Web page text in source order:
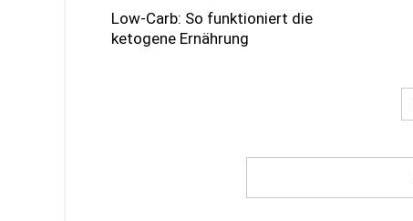
Low-Carb: So funktioniert die
ketogene Ernährung